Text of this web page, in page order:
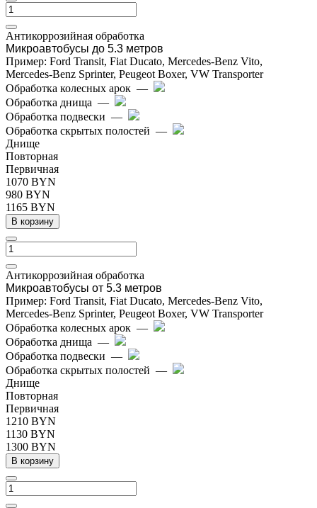
Антикоррозийная обработка
Микроавтобусы до 5.3 метров
Пример: Ford Transit, Fiat Ducato, Mercedes-Benz Vito,
Mercedes-Benz Sprinter, Peugeot Boxer, VW Transporter
Обработка колесных арок —
Обработка днища —
Обработка подвески —
Обработка скрытых полостей —
Днище
Повторная
Первичная
1070 BYN
980 BYN
1165 BYN
В корзину
Антикоррозийная обработка
Микроавтобусы от 5.3 метров
Пример: Ford Transit, Fiat Ducato, Mercedes-Benz Vito,
Mercedes-Benz Sprinter, Peugeot Boxer, VW Transporter
Обработка колесных арок —
Обработка днища —
Обработка подвески —
Обработка скрытых полостей —
Днище
Повторная
Первичная
1210 BYN
1130 BYN
1300 BYN
В корзину